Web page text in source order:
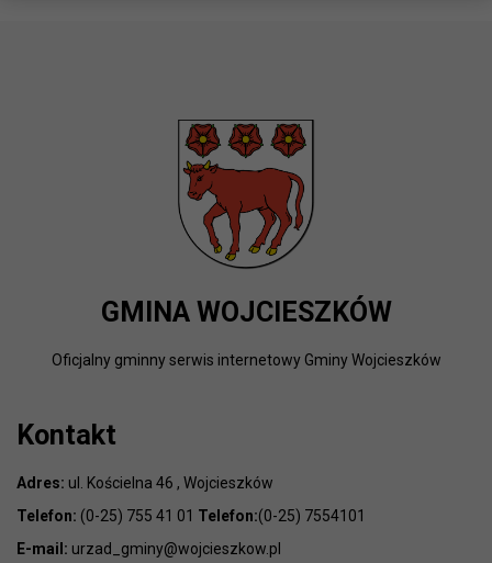
GMINA WOJCIESZKÓW
Oficjalny gminny serwis internetowy Gminy Wojcieszków
Kontakt
Adres: ul. Kościelna 46 , Wojcieszków
Telefon: (0-25) 755 41 01 Telefon:(0-25) 7554101
E-mail: urzad_gminy@wojcieszkow.pl